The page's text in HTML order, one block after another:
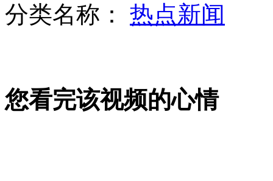
山西运城恶犬咬伤多人 警民合力深夜将其击毙
女孩北京地铁殴打老人 痛下狠手拳打脚踢
分类名称： 热点新闻
您看完该视频的心情